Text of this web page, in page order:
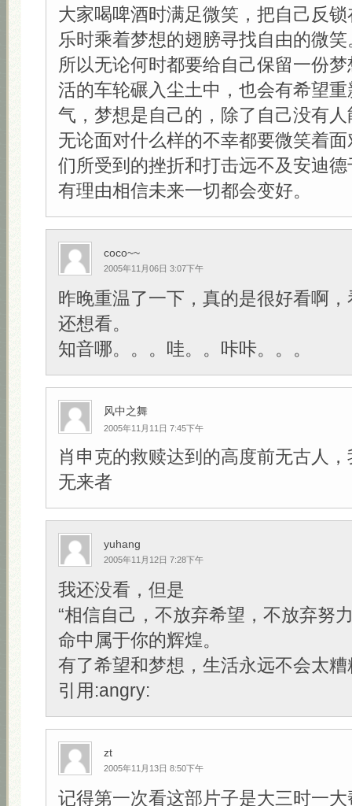
大家喝啤酒时满足微笑，把自己反
乐时乘着梦想的翅膀寻找自由的微笑
所以无论何时都要给自己保留一份
活的车轮碾入尘土中，也会有希望
气，梦想是自己的，除了自己没有
无论面对什么样的不幸都要微笑着
们所受到的挫折和打击远不及安迪
有理由相信未来一切都会变好。
coco~~
2005年11月06日 3:07下午
昨晚重温了一下，真的是很好看啊
还想看。
知音哪。。。哇。。咔咔。。。
风中之舞
2005年11月11日 7:45下午
肖申克的救赎达到的高度前无古人
无来者
yuhang
2005年11月12日 7:28下午
我还没看，但是
“相信自己，不放弃希望，不放弃努
命中属于你的辉煌。
有了希望和梦想，生活永远不会太糟
引用:angry:
zt
2005年11月13日 8:50下午
记得第一次看这部片子是大三时一